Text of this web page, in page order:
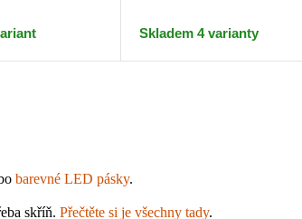
Skladem 4 varianty
barevné LED pásky.
skříň. Přečtěte si je všechny tady.